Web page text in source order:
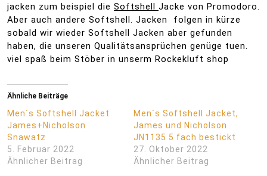
jacken zum beispiel die Softshell Jacke von Promodoro.
Aber auch andere Softshell. Jacken folgen in kürze
sobald wir wieder Softshell Jacken aber gefunden
haben, die unseren Qualitätsansprüchen genüge tuen.
viel spaß beim Stöber in unserm Rockekluft shop
Ähnliche Beiträge
Men´s Softshell Jacket
James+Nicholson
Snawatz
5. Februar 2022
Ähnlicher Beitrag
Men´s Softshell Jacket,
James und Nicholson
JN1135 5 fach bestickt
27. Oktober 2022
Ähnlicher Beitrag